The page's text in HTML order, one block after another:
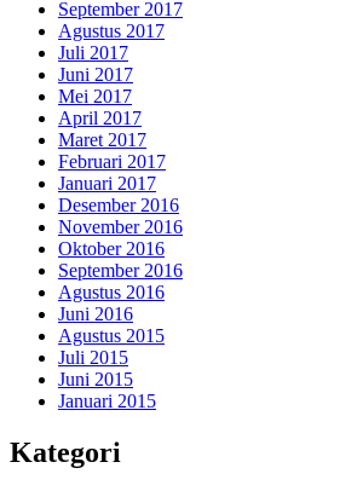
September 2017
Agustus 2017
Juli 2017
Juni 2017
Mei 2017
April 2017
Maret 2017
Februari 2017
Januari 2017
Desember 2016
November 2016
Oktober 2016
September 2016
Agustus 2016
Juni 2016
Agustus 2015
Juli 2015
Juni 2015
Januari 2015
Kategori